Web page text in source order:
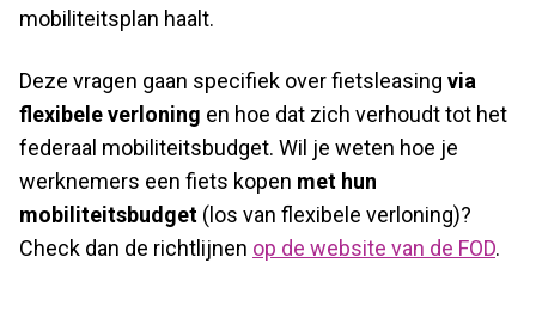
mobiliteitsplan haalt.
Deze vragen gaan specifiek over fietsleasing via
flexibele verloning en hoe dat zich verhoudt tot het
federaal mobiliteitsbudget. Wil je weten hoe je
werknemers een fiets kopen met hun
mobiliteitsbudget (los van flexibele verloning)?
Check dan de richtlijnen op de website van de FOD.